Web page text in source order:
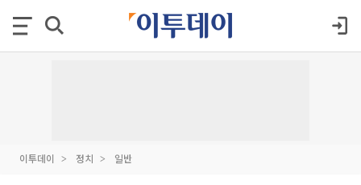
이투데이 정치 일반